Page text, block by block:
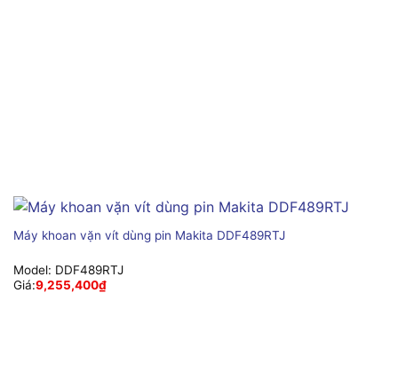
Máy khoan vặn vít dùng pin Makita DDF489RTJ
Model: DDF489RTJ
Giá:9,255,400₫